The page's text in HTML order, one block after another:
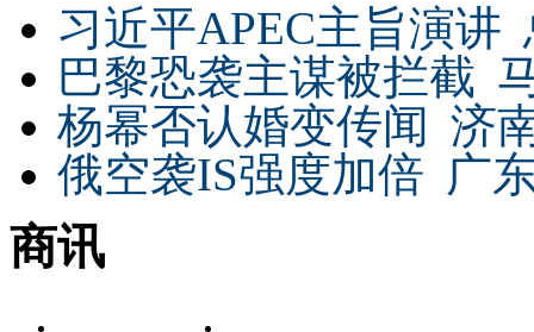
习近平APEC主旨演讲
巴黎恐袭主谋被拦截
杨幂否认婚变传闻 济
俄空袭IS强度加倍 广
商讯